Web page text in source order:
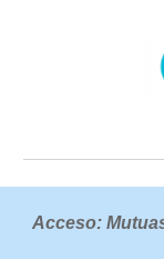
Acceso: